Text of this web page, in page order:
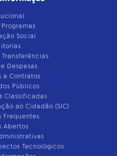
Social
Despesas
e Contratos
Públicos
Classificadas
ao Cidadão (SIC)
Frequentes
Abertos
Tecnológicos